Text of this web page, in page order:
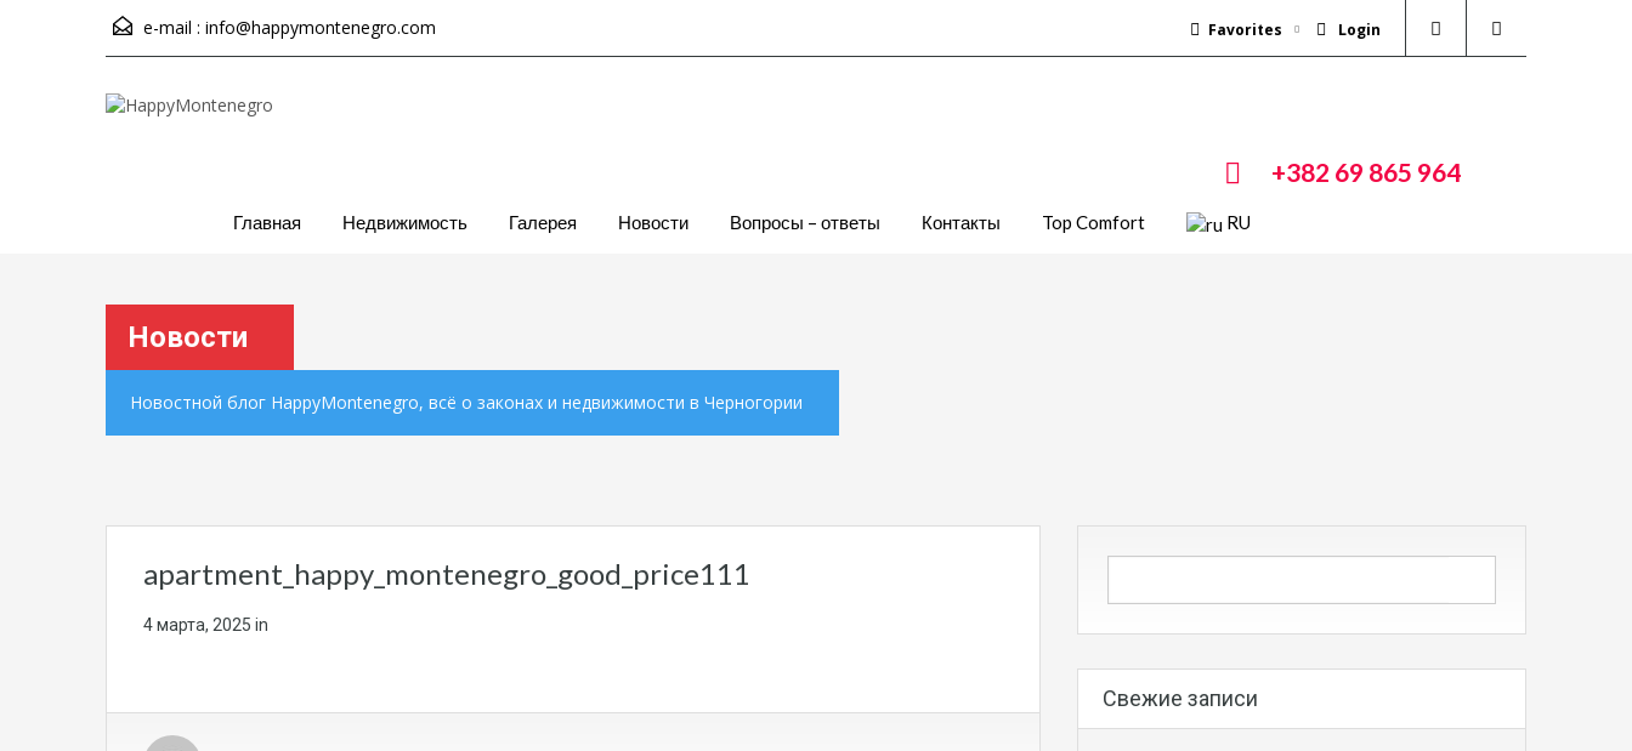
e-mail : info@happymontenegro.com Favorites Login
+382 69 865 964
Главная Недвижимость Галерея Новости Вопросы – ответы Контакты Top Comfort RU
Новости
Новостной блог HappyMontenegro, всё о законах и недвижимости в Черногории
apartment_happy_montenegro_good_price111
4 марта, 2025 in
Свежие записи